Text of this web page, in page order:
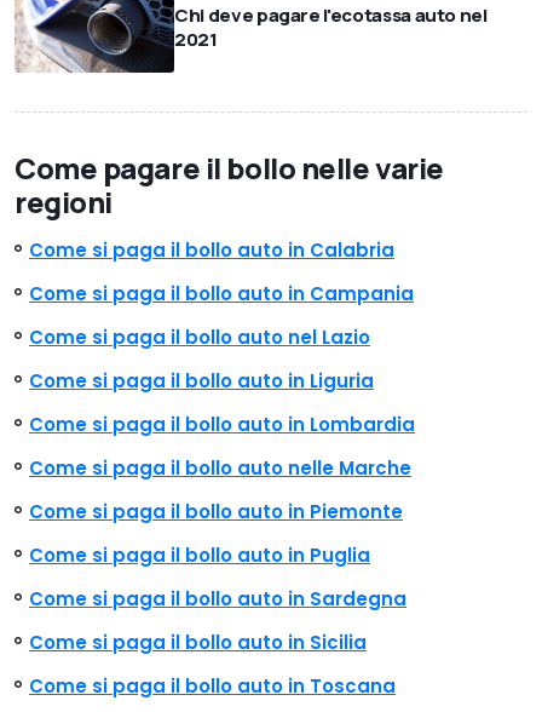
Chi deve pagare l'ecotassa auto nel
2021
Come pagare il bollo nelle varie
regioni
Come si paga il bollo auto in Calabria
Come si paga il bollo auto in Campania
Come si paga il bollo auto nel Lazio
Come si paga il bollo auto in Liguria
Come si paga il bollo auto in Lombardia
Come si paga il bollo auto nelle Marche
Come si paga il bollo auto in Piemonte
Come si paga il bollo auto in Puglia
Come si paga il bollo auto in Sardegna
Come si paga il bollo auto in Sicilia
Come si paga il bollo auto in Toscana